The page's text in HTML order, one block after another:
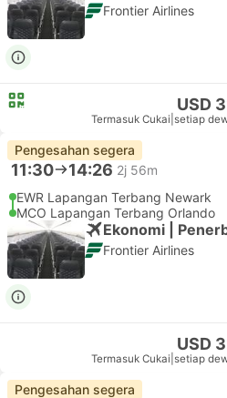
Frontier Airlines
USD
Termasuk Cukai setiap
Pengesahan segera
11:30 14:26 2j 56m
EWR Lapangan Terbang Newark
MCO Lapangan Terbang Orlando
Ekonomi |
Frontier Airlines
USD
Termasuk Cukai setiap
Pengesahan segera